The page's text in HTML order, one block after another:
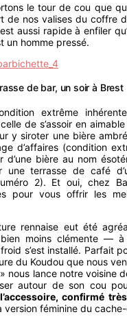
le tour de cou que
de nos valises du coffre
aussi rapide à enfiler
un homme pressé.
de bar, un soir à Brest
extrême
de s’assoir en
y siroter une bière
d’affaires (condition
d’une bière au nom
une terrasse de café
2). Et oui, chez
pour vous offrir les
rennaise eut été
moins clémente —
s’est installé. Parfait
du Koudou que nous
» nous lance notre voisine
autour de son cou
confirmé
féminine du